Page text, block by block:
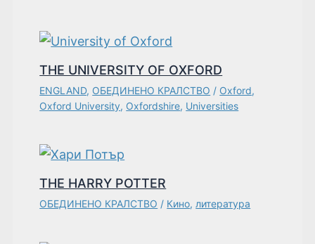
THE UNIVERSITY OF OXFORD
ENGLAND, ОБЕДИНЕНО КРАЛСТВО / Oxford,
Oxford University, Oxfordshire, Universities
THE HARRY POTTER
ОБЕДИНЕНО КРАЛСТВО / Кино, литература